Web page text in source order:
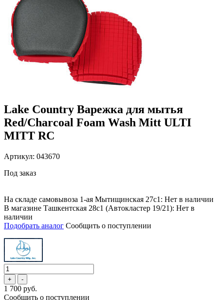
Lake Country Варежка для мытья
Red/Charcoal Foam Wash Mitt ULTI
MITT RC
Артикул: 043670
Под заказ
На складе самовывоза 1-ая Мытищинская 27с1: Нет в наличии
В магазине Ташкентская 28с1 (Автокластер 19/21): Нет в
наличии
Подобрать аналог Сообщить о поступлении
1 700 руб.
Сообщить о поступлении